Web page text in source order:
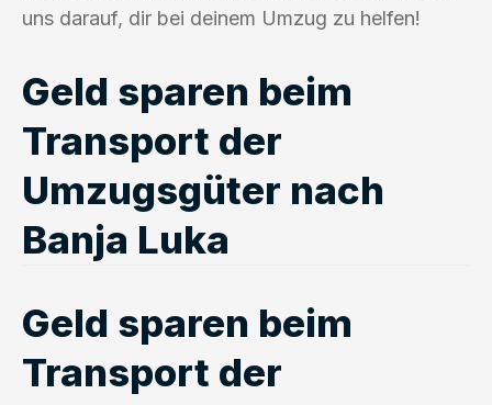
uns darauf, dir bei deinem Umzug zu helfen!
Geld sparen beim
Transport der
Umzugsgüter nach
Banja Luka
Geld sparen beim
Transport der